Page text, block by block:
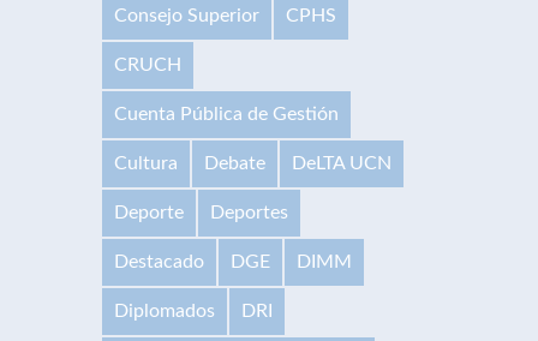
Consejo Superior CPHS
CRUCH
Cuenta Pública de Gestión
Cultura Debate DeLTA UCN
Deporte Deportes
Destacado DGE DIMM
Diplomados DRI